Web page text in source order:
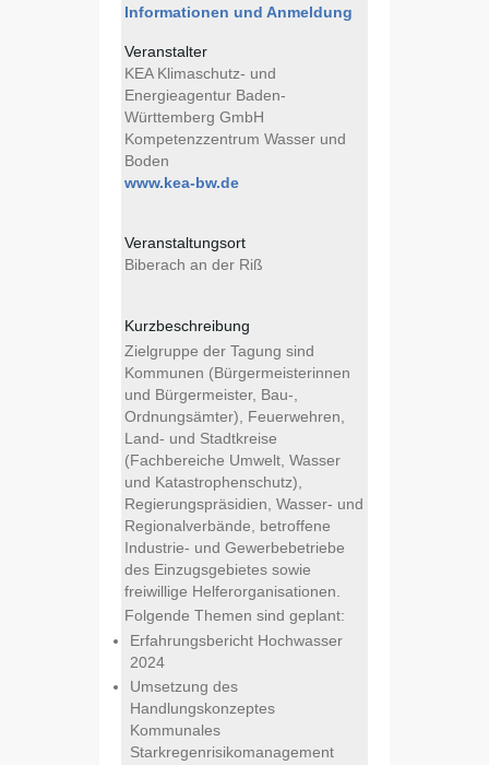
Informationen und Anmeldung
Veranstalter
KEA Klimaschutz- und
Energieagentur Baden-
Württemberg GmbH
Kompetenzzentrum Wasser und
Boden
www.kea-bw.de
Veranstaltungsort
Biberach an der Riß
Kurzbeschreibung
Zielgruppe der Tagung sind
Kommunen (Bürgermeisterinnen
und Bürgermeister, Bau-,
Ordnungsämter), Feuerwehren,
Land- und Stadtkreise
(Fachbereiche Umwelt, Wasser
und Katastrophenschutz),
Regierungspräsidien, Wasser- und
Regionalverbände, betroffene
Industrie- und Gewerbebetriebe
des Einzugsgebietes sowie
freiwillige Helferorganisationen.
Folgende Themen sind geplant:
Erfahrungsbericht Hochwasser
2024
Umsetzung des
Handlungskonzeptes
Kommunales
Starkregenrisikomanagement